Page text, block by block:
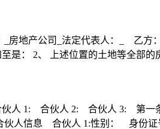
地产公司_法定代表人：_ 乙方
是： 2、 上述位置的土地等全部的
人 1: 合伙人 2: 合伙人 3: 第一条
伙人信息 合伙人 1:性别： 身份